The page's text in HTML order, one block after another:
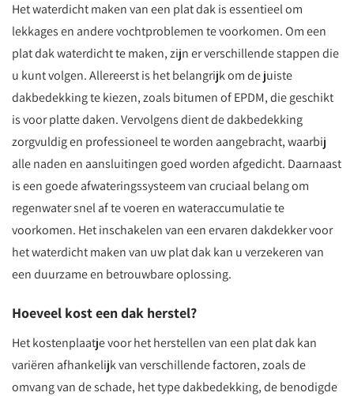
Het waterdicht maken van een plat dak is essentieel om
lekkages en andere vochtproblemen te voorkomen. Om een
plat dak waterdicht te maken, zijn er verschillende stappen die
u kunt volgen. Allereerst is het belangrijk om de juiste
dakbedekking te kiezen, zoals bitumen of EPDM, die geschikt
is voor platte daken. Vervolgens dient de dakbedekking
zorgvuldig en professioneel te worden aangebracht, waarbij
alle naden en aansluitingen goed worden afgedicht. Daarnaast
is een goede afwateringssysteem van cruciaal belang om
regenwater snel af te voeren en wateraccumulatie te
voorkomen. Het inschakelen van een ervaren dakdekker voor
het waterdicht maken van uw plat dak kan u verzekeren van
een duurzame en betrouwbare oplossing.
Hoeveel kost een dak herstel?
Het kostenplaatje voor het herstellen van een plat dak kan
variëren afhankelijk van verschillende factoren, zoals de
omvang van de schade, het type dakbedekking, de benodigde